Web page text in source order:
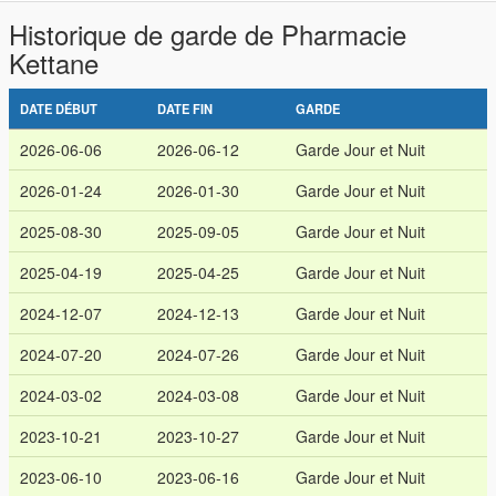
Historique de garde de Pharmacie
Kettane
DATE DÉBUT DATE FIN GARDE
2026-06-06 2026-06-12
Garde Jour et Nuit
2026-01-24
2026-01-30
Garde Jour et Nuit
2025-08-30
2025-09-05
Garde Jour et Nuit
2025-04-19
2025-04-25
Garde Jour et Nuit
2024-12-07
2024-12-13
Garde Jour et Nuit
2024-07-20
2024-07-26
Garde Jour et Nuit
2024-03-02
2024-03-08
Garde Jour et Nuit
2023-10-21
2023-10-27
Garde Jour et Nuit
2023-06-10
2023-06-16
Garde Jour et Nuit